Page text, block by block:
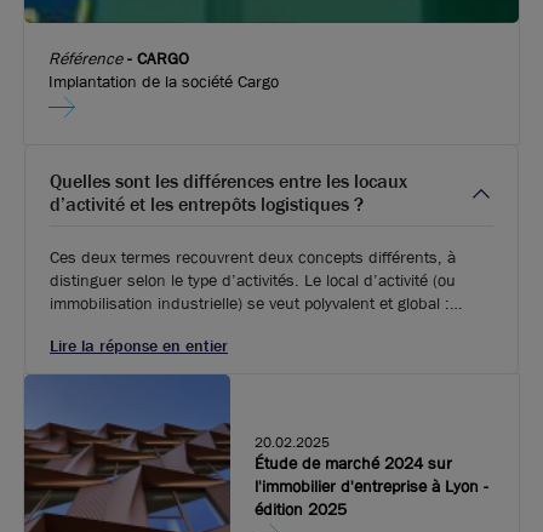
Référence- CARGO
Implantation de la société Cargo
Quelles sont les différences entre les locaux
d’activité et les entrepôts logistiques ?
Ces deux termes recouvrent deux concepts différents, à
distinguer selon le type d’activités. Le local d’activité (ou
immobilisation industrielle) se veut polyvalent et global :
ou PME) s’y déroule, de la partie production jusqu’à la
transformation, travaux divers et stock de biens, mais aussi
occupée). Généralement situés en zone périurbaine et d’une
surface variable selon les besoins.
Lire la réponse en entier
20.02.2025
Étude de marché 2024 sur
l'immobilier d'entreprise à Lyon -
édition 2025